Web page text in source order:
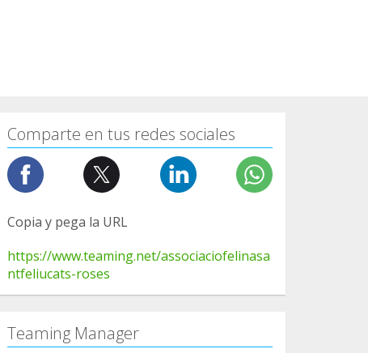
Comparte en tus redes sociales
Copia y pega la URL
https://www.teaming.net/associaciofelinasa
ntfeliucats-roses
Teaming Manager